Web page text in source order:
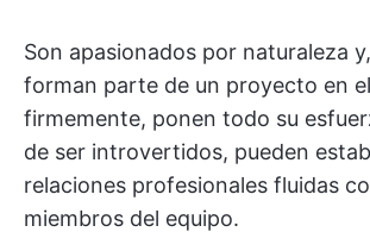
Son apasionados por naturaleza
forman parte de un proyecto en
firmemente, ponen todo su
de ser introvertidos, pueden
relaciones profesionales fluidas
miembros del equipo.